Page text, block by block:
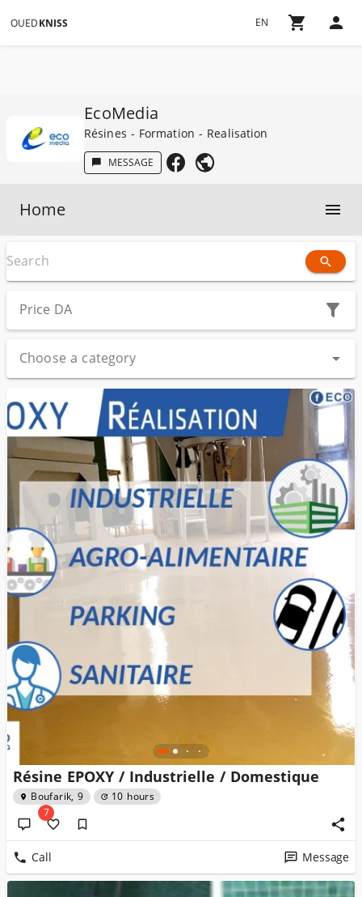
OUEDKNISS EN
EcoMedia
Résines - Formation - Realisation
MESSAGE
Home
Price DA
Choose a category
Résine EPOXY / Industrielle / Domestique
Boufarik, 9
10 hours
7
Call Message